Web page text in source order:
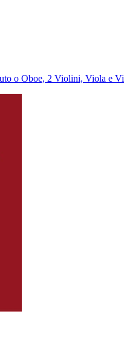
o Oboe, 2 Violini, Viola e